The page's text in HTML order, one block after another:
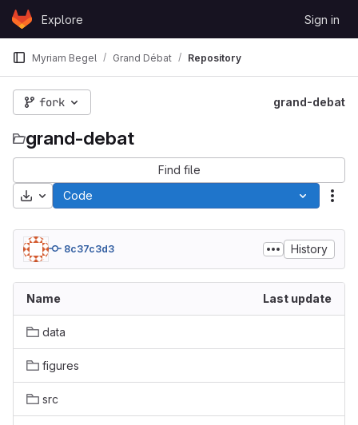
Skip to content
GitLabExplore Sign in
Myriam Begel Grand Débat Repository
fork grand-debat
grand-debat
Find file
Download
Code
8c37c3d3 History
Name Last update
data
figures
src